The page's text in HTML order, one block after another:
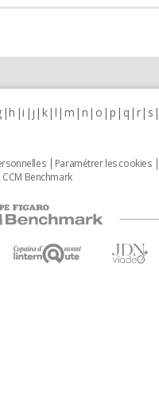
h i j k l m n o p q r s
Paramétrer les cookies
Benchmark